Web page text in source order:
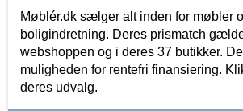
Møblér.dk sælger alt inden for møbler
boligindretning. Deres prismatch
webshoppen og i deres 37 butikker.
muligheden for rentefri finansiering.
deres udvalg.